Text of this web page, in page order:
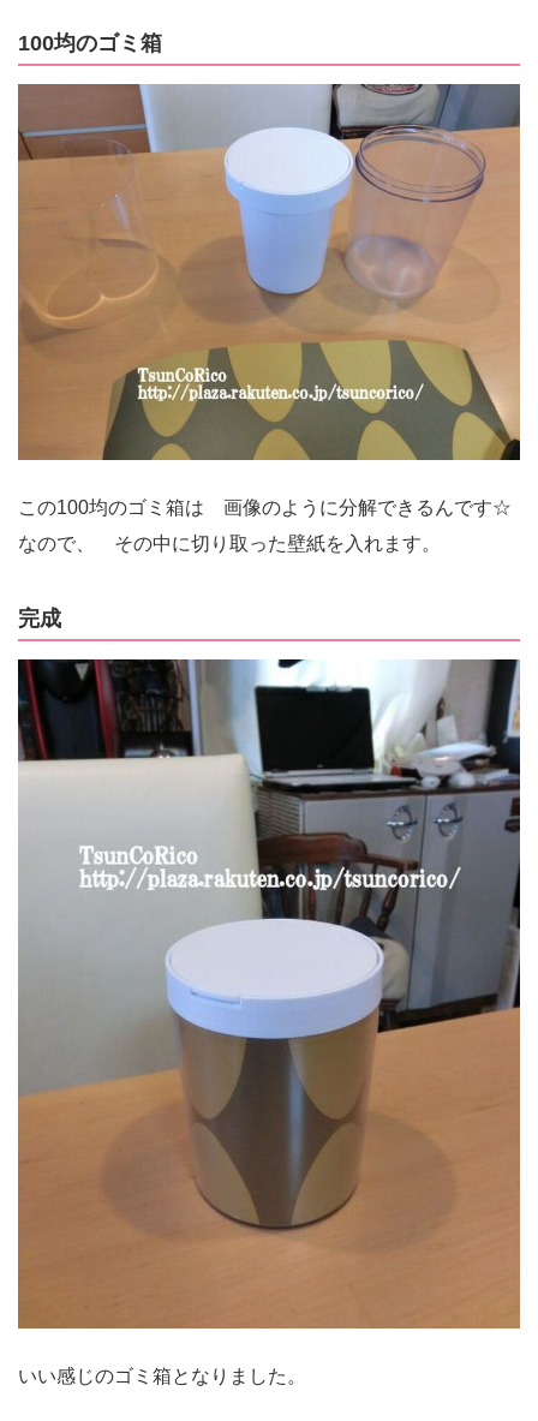
100均のゴミ箱
この100均のゴミ箱は 画像のように分解できるんです☆
なので、 その中に切り取った壁紙を入れます。
完成
いい感じのゴミ箱となりました。